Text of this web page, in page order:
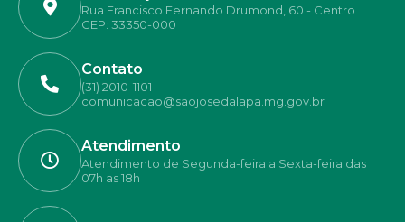
Rua Francisco Fernando Drumond, 60 - Centro
CEP: 33350-000
Contato
(31) 2010-1101
comunicacao@saojosedalapa.mg.gov.br
Atendimento
Atendimento de Segunda-feira a Sexta-feira das
07h as 18h